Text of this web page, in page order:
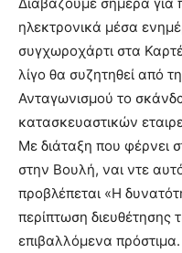
ηλεκτρονικά μέσα
συγχωροχάρτι στα
λίγο θα συζητηθεί από
Ανταγωνισμού το
κατασκευαστικών
Με διάταξη που φέρνει
στην Βουλή, ναι ντε
προβλέπεται «Η
περίπτωση διευθέτησης
επιβαλλόμενα